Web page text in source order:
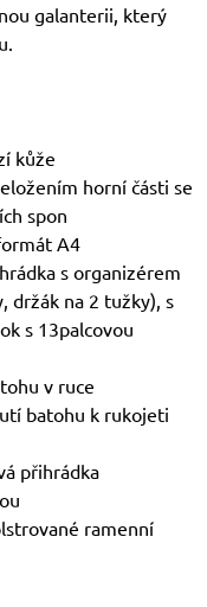
galanterii, který
kůže
horní části se
spon
A4
s organizérem
držák na 2 tužky), s
s 13palcovou
v ruce
batohu k rukojeti
přihrádka
ramenní